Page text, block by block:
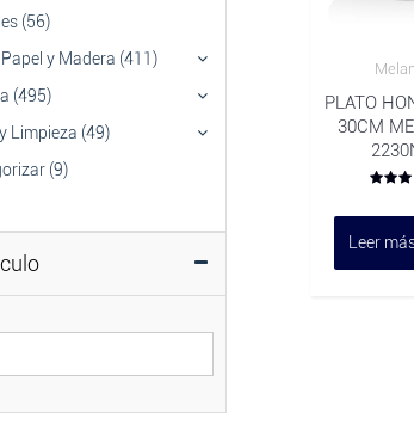
PLATO
30CM
en
de
Leer
(56)
y Madera (411)
(495)
Limpieza (49)
(9)